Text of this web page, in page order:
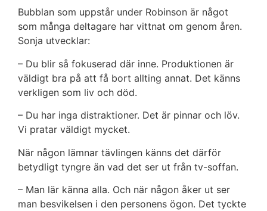
Bubblan som uppstår under Robinson är något
som många deltagare har vittnat om genom åren.
Sonja utvecklar:
– Du blir så fokuserad där inne. Produktionen är
väldigt bra på att få bort allting annat. Det känns
verkligen som liv och död.
– Du har inga distraktioner. Det är pinnar och löv.
Vi pratar väldigt mycket.
När någon lämnar tävlingen känns det därför
betydligt tyngre än vad det ser ut från tv-soffan.
– Man lär känna alla. Och när någon åker ut ser
man besvikelsen i den personens ögon. Det tyckte